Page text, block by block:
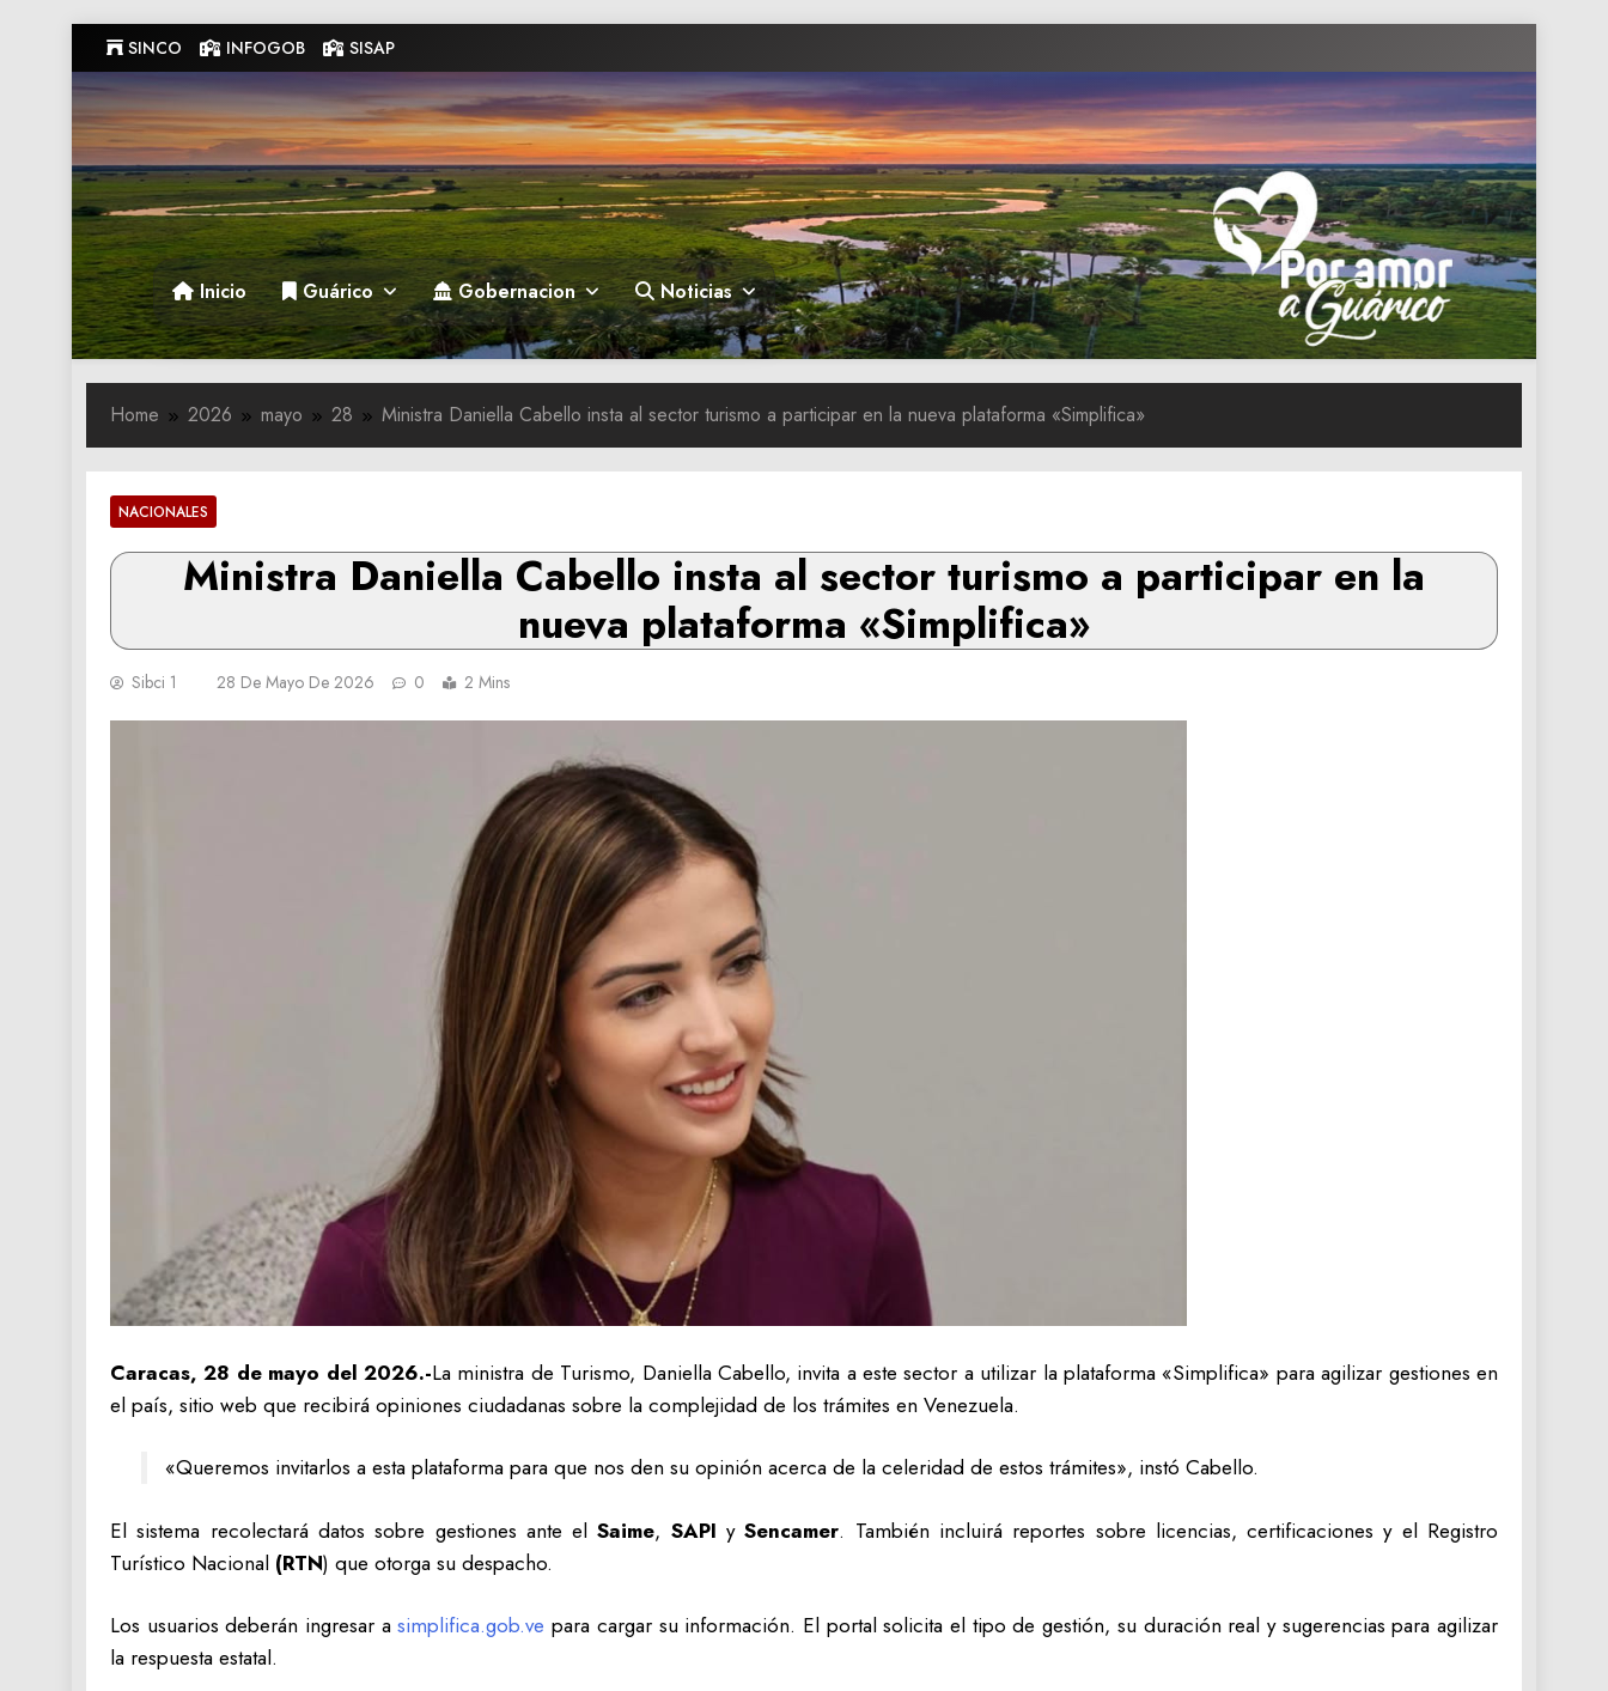
to
content
SINCO INFOGOB SISAP
Gobernacion de Guarico
Gobernacion de Guarico
Inicio Guárico Gobernacion Noticias
Home 2026 mayo 28 Ministra Daniella Cabello insta al sector turismo a participar en la nueva plataforma «Simplifica»
NACIONALES
Ministra Daniella Cabello insta al sector turismo a participar en la
nueva plataforma «Simplifica»
Sibci 1 28 De Mayo De 2026 0 2 Mins
Caracas, 28 de mayo del 2026.-La ministra de Turismo, Daniella Cabello, invita a este sector a utilizar la plataforma «Simplifica» para agilizar gestiones en
el país, sitio web que recibirá opiniones ciudadanas sobre la complejidad de los trámites en Venezuela.
«Queremos invitarlos a esta plataforma para que nos den su opinión acerca de la celeridad de estos trámites», instó Cabello.
El sistema recolectará datos sobre gestiones ante el Saime, SAPI ySencamer. También incluirá reportes sobre licencias, certificaciones y el Registro
Turístico Nacional (RTN) que otorga su despacho.
Los usuarios deberán ingresar asimplifica.gob.ve para cargar su información. El portal solicita el tipo de gestión, su duración real y sugerencias para agilizar
la respuesta estatal.